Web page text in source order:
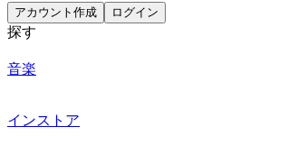
アカウント作成 ログイン
探す
音楽
インストア